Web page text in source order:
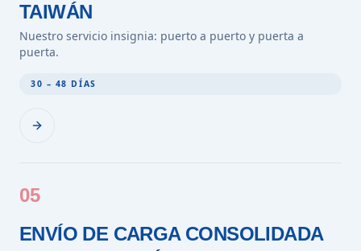
TAIWÁN
Nuestro servicio insignia: puerto a puerto y puerta a
puerta.
30 – 48 DÍAS
05
ENVÍO DE CARGA CONSOLIDADA